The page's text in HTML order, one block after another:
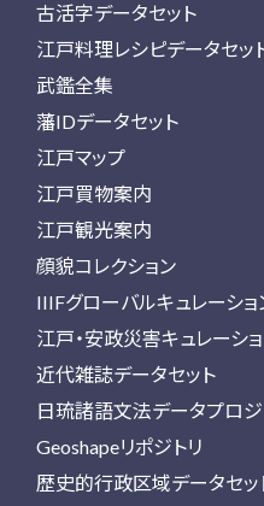
古活字データセット
江戸料理レシピデータセッ
武鑑全集
藩IDデータセット
江戸マップ
江戸買物案内
江戸観光案内
顔貌コレクション
IIIFグローバルキュレーショ
江戸・安政災害キュレーシ
近代雑誌データセット
日琉諸語文法データプロジ
Geoshapeリポジトリ
歴史的行政区域データセッ